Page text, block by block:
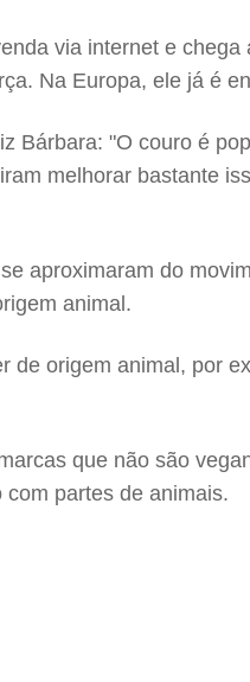
via internet e
Na Europa, ele já é
Bárbara: "O couro é
melhorar bastante
aproximaram do
animal.
de origem animal, por
que não são
partes de animais.